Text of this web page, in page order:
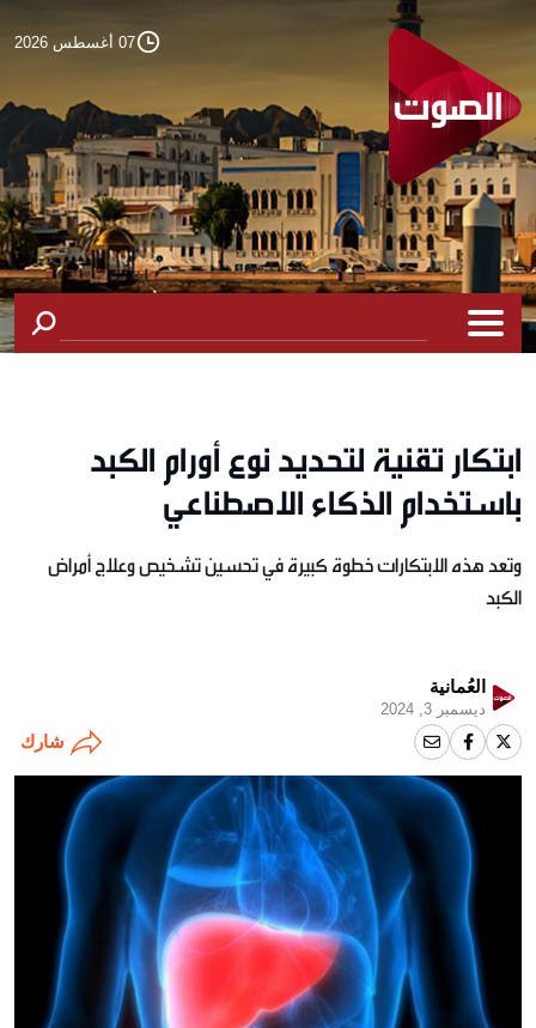
07 أغسطس 2026
ابتكار تقنية لتحديد نوع أورام الكبد
باستخدام الذكاء الاصطناعي
وتعد هذه الابتكارات خطوة كبيرة في تحسين تشخيص وعلاج أمراض
الكبد
العُمانية
ديسمبر 3, 2024
شارك